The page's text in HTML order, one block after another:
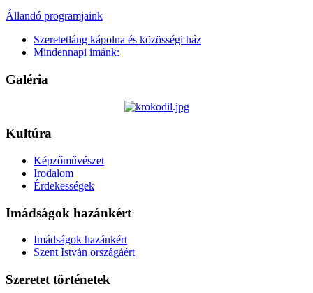
Állandó programjaink
Szeretetláng kápolna és közösségi ház
Mindennapi imánk:
Galéria
Kultúra
Képzőművészet
Irodalom
Érdekességek
Imádságok hazánkért
Imádságok hazánkért
Szent István országáért
Szeretet történetek